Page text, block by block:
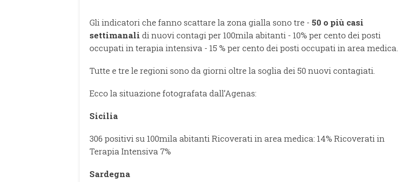
Gli indicatori che fanno scattare la zona gialla sono tre - 50 o più casi
settimanali di nuovi contagi per 100mila abitanti - 10% per cento dei posti
occupati in terapia intensiva - 15 % per cento dei posti occupati in area medica.
Tutte e tre le regioni sono da giorni oltre la soglia dei 50 nuovi contagiati.
Ecco la situazione fotografata dall’Agenas:
Sicilia
306 positivi su 100mila abitanti Ricoverati in area medica: 14% Ricoverati in
Terapia Intensiva 7%
Sardegna